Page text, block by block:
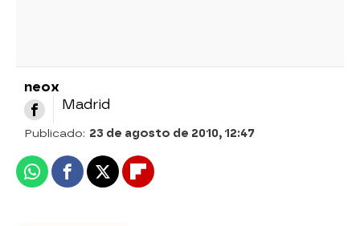
neox
Madrid
Publicado: 23 de agosto de 2010, 12:47
WhatsappFacebook
X Flipboard